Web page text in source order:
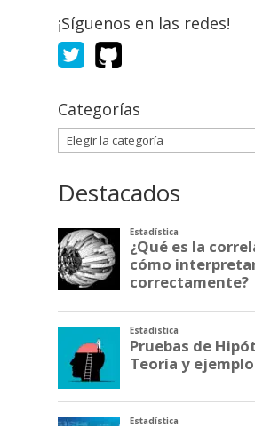
¡Síguenos en las redes!
Categorías
Categorías
Destacados